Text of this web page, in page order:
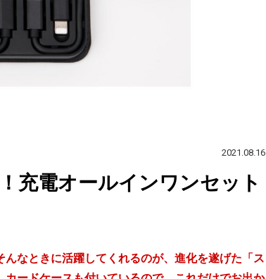
2021.08.16
充電オールインワンセット
なときに活躍してくれるのが、進化を遂げた「ス